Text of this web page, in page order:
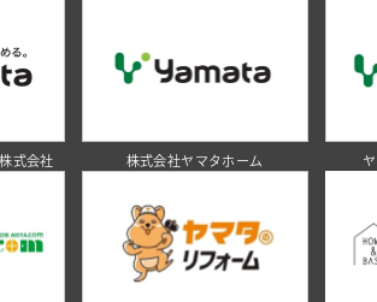
式会社 株式会社ヤマタホーム